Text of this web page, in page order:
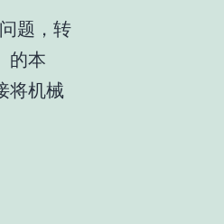
题，转
的本
将机械